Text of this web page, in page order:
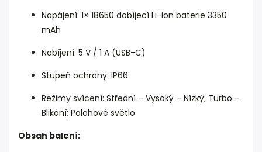
Napájení: 1× 18650 dobíjecí Li-ion baterie 3350
mAh
Nabíjení: 5 V / 1 A (USB-C)
Stupeň ochrany: IP66
Režimy svícení: Střední – Vysoký – Nízký; Turbo –
Blikání; Polohové světlo
Obsah balení: